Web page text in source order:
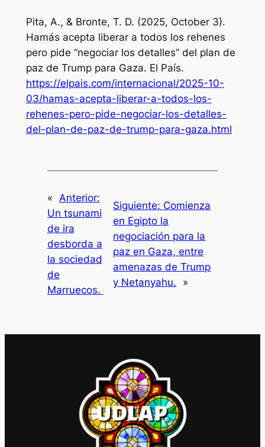
Pita, A., & Bronte, T. D. (2025, October 3).
Hamás acepta liberar a todos los rehenes
pero pide “negociar los detalles” del plan de
paz de Trump para Gaza. El País.
https://elpais.com/internacional/2025-10-
03/hamas-acepta-liberar-a-todos-los-
rehenes-pero-pide-negociar-los-detalles-
del-plan-de-paz-de-trump-para-gaza.html
«
Anterior:
Un tsunami
de ira
desborda a
la sociedad
de
Marruecos.
Siguiente: Comienza
en Egipto la
negociación para la
paz en Gaza, entre
amenazas de Trump
y Netanyahu.
»